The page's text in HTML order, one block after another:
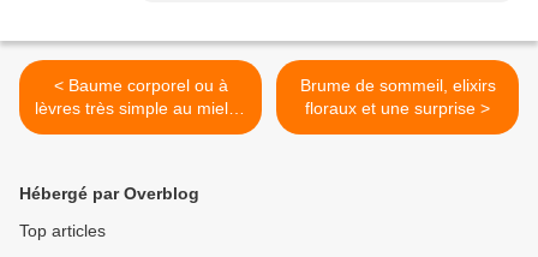
< Baume corporel ou à
lèvres très simple au miel et
au café
Brume de sommeil, elixirs
floraux et une surprise >
Hébergé par Overblog
Top articles